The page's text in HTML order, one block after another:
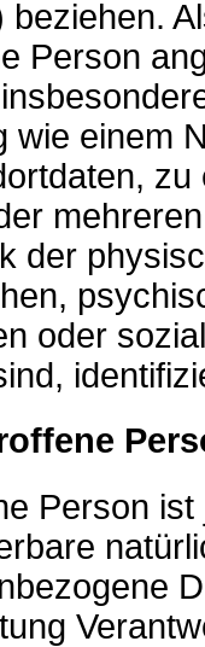
beziehen.
Person
wie einem
der
oder
Person